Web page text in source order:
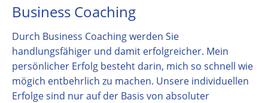
Business Coaching
Durch Business Coaching werden Sie
handlungsfähiger und damit erfolgreicher. Mein
persönlicher Erfolg besteht darin, mich so schnell wie
mögich entbehrlich zu machen. Unsere individuellen
Erfolge sind nur auf der Basis von absoluter